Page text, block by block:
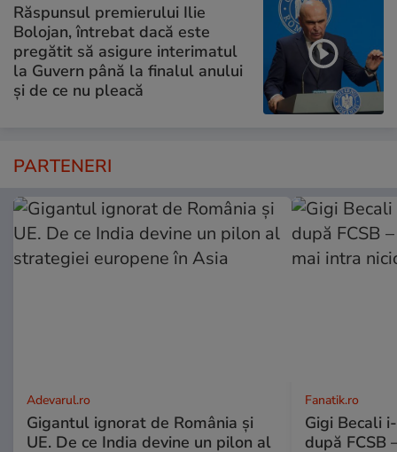
Răspunsul premierului Ilie
Bolojan, întrebat dacă este
pregătit să asigure interimatul
la Guvern până la finalul anului
și de ce nu pleacă
PARTENERI
Adevarul.ro
Gigantul ignorat de România și
UE. De ce India devine un pilon al
Fanatik.ro
Gigi Becali
după FCSB